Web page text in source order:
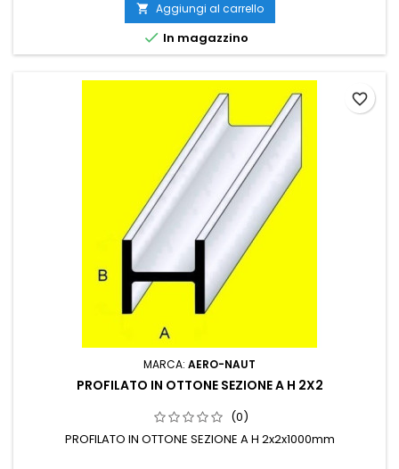
 Aggiungi al carrello
 In magazzino
MARCA: AERO-NAUT
PROFILATO IN OTTONE SEZIONE A H 2X2
(0)
PROFILATO IN OTTONE SEZIONE A H 2x2x1000mm
favorite_border